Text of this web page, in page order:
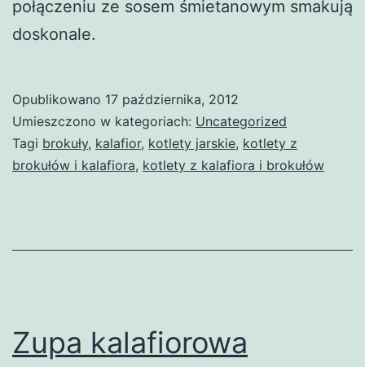
połączeniu ze sosem śmietanowym smakują
doskonale.
Opublikowano 17 października, 2012
Umieszczono w kategoriach: Uncategorized
Tagi brokuły, kalafior, kotlety jarskie, kotlety z
brokułów i kalafiora, kotlety z kalafiora i brokułów
Zupa kalafiorowa